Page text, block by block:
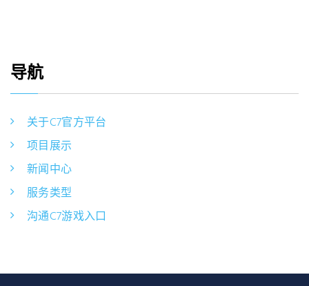
导航
关于C7官方平台
项目展示
新闻中心
服务类型
沟通C7游戏入口